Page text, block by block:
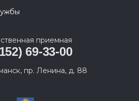
приемная
69-33-00
пр. Ленина, д. 88